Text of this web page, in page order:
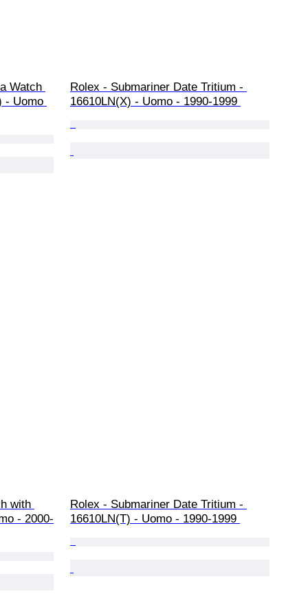
Watch
- Uomo
Rolex - Submariner Date Tritium -
16610LN(X) - Uomo - 1990-1999
with
- 2000-
Rolex - Submariner Date Tritium -
16610LN(T) - Uomo - 1990-1999